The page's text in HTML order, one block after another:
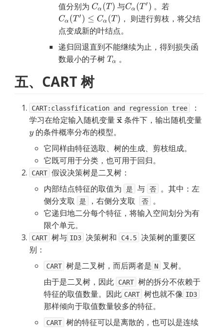
值分别为
与
。若
， 则进行剪枝，将父结
点变成新的叶结点。
递归回退直到不能继续为止，得到损失函
数最小的子树
。
五、CART 树
CART:classfification and regression tree
：
学习在给定输入随机变量
条件下，输出随机变量
的条件概率分布的模型。
它同样由特征选取、树的生成、剪枝组成。
它既可用于分类，也可用于回归。
CART 假设决策树是二叉树：
内部结点特征的取值为
是 与 否
。其中：左
侧分支取
是 ，右侧分支取 否
。
它递归地二分每个特征，将输入空间划分为有
限个单元。
CART 树与 ID3 决策树和 C4.5
决策树的重要区
别：
CART 树是二叉树，而后两者是 N
叉树。
由于是二叉树，因此
CART 树的拆分不依赖于
特征的取值数量。因此 CART 树也就不像 ID3
那样倾向于取值数量较多的特征。
CART 树的特征可以是离散的，也可以是连续